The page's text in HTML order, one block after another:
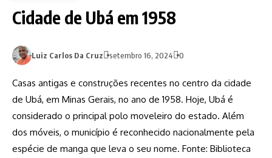
Cidade de Ubá em 1958
Luiz Carlos Da Cruz setembro 16, 2024 0
Casas antigas e construções recentes no centro da cidade
de Ubá, em Minas Gerais, no ano de 1958. Hoje, Ubá é
considerado o principal polo moveleiro do estado. Além
dos móveis, o município é reconhecido nacionalmente pela
espécie de manga que leva o seu nome. Fonte: Biblioteca